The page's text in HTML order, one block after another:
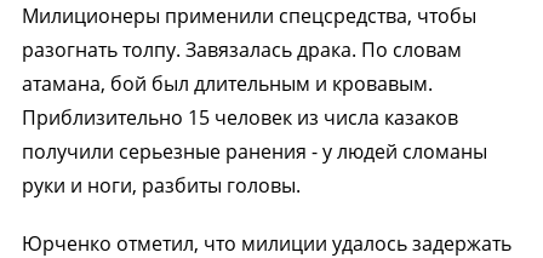
Милиционеры применили спецсредства, чтобы
разогнать толпу. Завязалась драка. По словам
атамана, бой был длительным и кровавым.
Приблизительно 15 человек из числа казаков
получили серьезные ранения - у людей сломаны
руки и ноги, разбиты головы.
Юрченко отметил, что милиции удалось задержать